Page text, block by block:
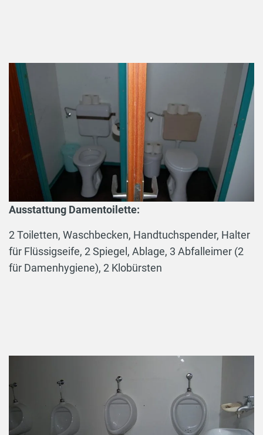
Ausstattung Damentoilette:
2 Toiletten, Waschbecken, Handtuchspender, Halter
für Flüssigseife, 2 Spiegel, Ablage, 3 Abfalleimer (2
für Damenhygiene), 2 Klobürsten